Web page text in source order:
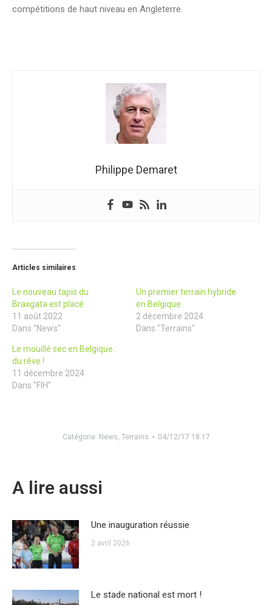
compétitions de haut niveau en Angleterre.
Philippe Demaret
Articles similaires
Le nouveau tapis du
Braxgata est placé
11 août 2022
Dans "News"
Un premier terrain hybride
en Belgique
2 décembre 2024
Dans "Terrains"
Le mouillé sec en Belgique :
du rêve !
11 décembre 2024
Dans "FIH"
Catégorie News, Terrains 04/12/17 18:17
A lire aussi
Une inauguration réussie
2 avril 2026
Le stade national est mort !